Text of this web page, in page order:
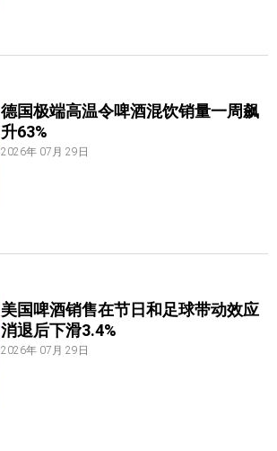
德国极端高温令啤酒混饮销量一周飙
升63%
2026年 07月 29日
美国啤酒销售在节日和足球带动效应
消退后下滑3.4%
2026年 07月 29日